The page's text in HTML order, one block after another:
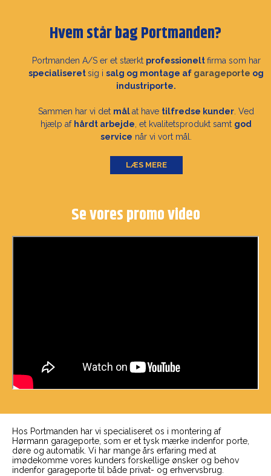
Hvem står bag Portmanden?
Portmanden A/S er et stærkt professioneltfirma som har
specialiseretsig i salg og montage af garageporte og
industriporte.
Sammen har vi det målat have tilfredse kunder. Ved
hjælp af hårdt arbejde, et kvalitetsprodukt samt god
service når vi vort mål.
LÆS MERE
Se vores promo video
Hos Portmanden har vi specialiseret os i montering af
Hørmann garageporte, som er et tysk mærke indenfor porte,
døre og automatik. Vi har mange års erfaring med at
imødekomme vores kunders forskellige ønsker og behov
indenfor garageporte til både privat- og erhvervsbrug.